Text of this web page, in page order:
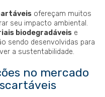
ofereçam muitos
seu impacto ambiental.
biodegradáveis e
sendo desenvolvidas para
a sustentabilidade.
no mercado